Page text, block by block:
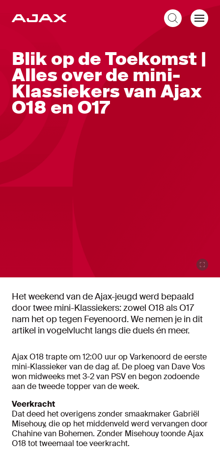
Blik op de Toekomst |
Alles over de mini-
Klassiekers van Ajax
O18 en O17
Het weekend van de Ajax-jeugd werd bepaald
door twee mini-Klassiekers: zowel O18 als O17
nam het op tegen Feyenoord. We nemen je in dit
artikel in vogelvlucht langs die duels én meer.
Ajax O18 trapte om 12:00 uur op Varkenoord de eerste
mini-Klassieker van de dag af. De ploeg van Dave Vos
won midweeks met 3-2 van PSV en begon zodoende
aan de tweede topper van de week.
Veerkracht
Dat deed het overigens zonder smaakmaker Gabriël
Misehouy, die op het middenveld werd vervangen door
Chahine van Bohemen. Zonder Misehouy toonde Ajax
O18 tot tweemaal toe veerkracht.